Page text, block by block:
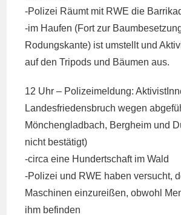
-Polizei Räumt mit RWE die
-im Haufen (Fort zur
Rodungskante) ist umstellt und
auf den Tripods und Bäumen aus.
12 Uhr – Polizeimeldung:
Landesfriedensbruch wegen
Mönchengladbach, Bergheim und
nicht bestätigt)
-circa eine Hundertschaft im Wald
-Polizei und RWE haben versucht,
Maschinen einzureißen, obwohl
ihm befinden